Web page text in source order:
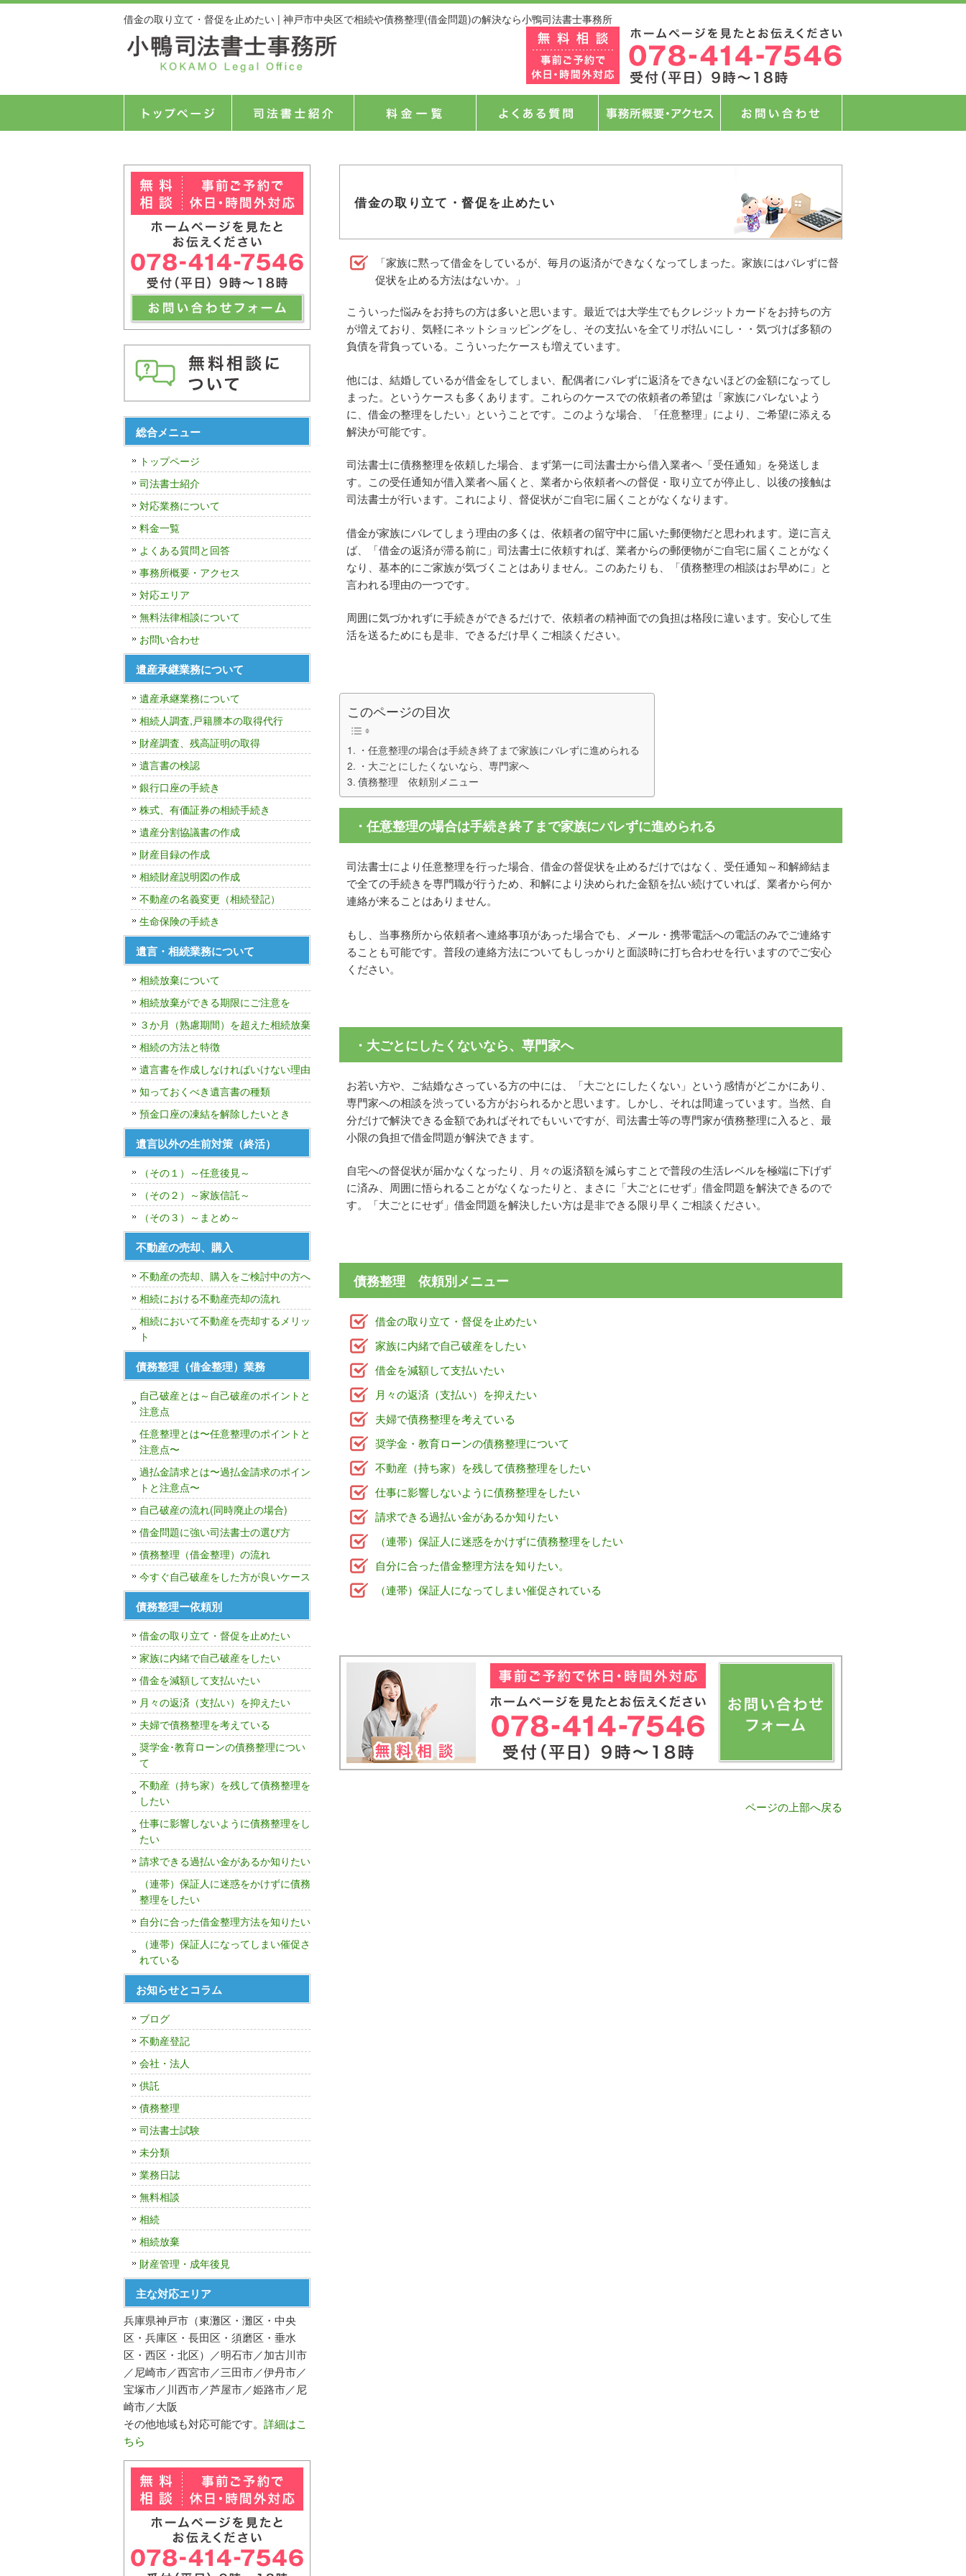
借金の取り立て・督促を止めたい | 神戸市中央区で相続や債務整理(借金問題)の解決なら小鴨司法書士事務所
借金の取り立て・督促を止めたい
「家族に黙って借金をしているが、毎月の返済ができなくなってしまった。家族にはバレずに督
促状を止める方法はないか。」
こういった悩みをお持ちの方は多いと思います。最近では大学生でもクレジットカードをお持ちの方
が増えており、気軽にネットショッピングをし、その支払いを全てリボ払いにし・・気づけば多額の
負債を背負っている。こういったケースも増えています。
他には、結婚しているが借金をしてしまい、配偶者にバレずに返済をできないほどの金額になってし
まった。というケースも多くあります。これらのケースでの依頼者の希望は「家族にバレないよう
に、借金の整理をしたい」ということです。このような場合、「任意整理」により、ご希望に添える
解決が可能です。
司法書士に債務整理を依頼した場合、まず第一に司法書士から借入業者へ「受任通知」を発送しま
す。この受任通知が借入業者へ届くと、業者から依頼者への督促・取り立てが停止し、以後の接触は
司法書士が行います。これにより、督促状がご自宅に届くことがなくなります。
借金が家族にバレてしまう理由の多くは、依頼者の留守中に届いた郵便物だと思われます。逆に言え
ば、「借金の返済が滞る前に」司法書士に依頼すれば、業者からの郵便物がご自宅に届くことがなく
なり、基本的にご家族が気づくことはありません。このあたりも、「債務整理の相談はお早めに」と
言われる理由の一つです。
周囲に気づかれずに手続きができるだけで、依頼者の精神面での負担は格段に違います。安心して生
活を送るためにも是非、できるだけ早くご相談ください。
このページの目次
・任意整理の場合は手続き終了まで家族にバレずに進められる
・大ごとにしたくないなら、専門家へ
債務整理 依頼別メニュー
・任意整理の場合は手続き終了まで家族にバレずに進められる
司法書士により任意整理を行った場合、借金の督促状を止めるだけではなく、受任通知～和解締結ま
で全ての手続きを専門職が行うため、和解により決められた金額を払い続けていれば、業者から何か
連絡が来ることはありません。
もし、当事務所から依頼者へ連絡事項があった場合でも、メール・携帯電話への電話のみでご連絡す
ることも可能です。普段の連絡方法についてもしっかりと面談時に打ち合わせを行いますのでご安心
ください。
・大ごとにしたくないなら、専門家へ
お若い方や、ご結婚なさっている方の中には、「大ごとにしたくない」という感情がどこかにあり、
専門家への相談を渋っている方がおられるかと思います。しかし、それは間違っています。当然、自
分だけで解決できる金額であればそれでもいいですが、司法書士等の専門家が債務整理に入ると、最
小限の負担で借金問題が解決できます。
自宅への督促状が届かなくなったり、月々の返済額を減らすことで普段の生活レベルを極端に下げず
に済み、周囲に悟られることがなくなったりと、まさに「大ごとにせず」借金問題を解決できるので
す。「大ごとにせず」借金問題を解決したい方は是非できる限り早くご相談ください。
債務整理 依頼別メニュー
借金の取り立て・督促を止めたい
家族に内緒で自己破産をしたい
借金を減額して支払いたい
月々の返済（支払い）を抑えたい
夫婦で債務整理を考えている
奨学金・教育ローンの債務整理について
不動産（持ち家）を残して債務整理をしたい
仕事に影響しないように債務整理をしたい
請求できる過払い金があるか知りたい
（連帯）保証人に迷惑をかけずに債務整理をしたい
自分に合った借金整理方法を知りたい。
（連帯）保証人になってしまい催促されている
ページの上部へ戻る
総合メニュー
トップページ
司法書士紹介
対応業務について
料金一覧
よくある質問と回答
事務所概要・アクセス
対応エリア
無料法律相談について
お問い合わせ
遺産承継業務について
遺産承継業務について
相続人調査,戸籍謄本の取得代行
財産調査、残高証明の取得
遺言書の検認
銀行口座の手続き
株式、有価証券の相続手続き
遺産分割協議書の作成
財産目録の作成
相続財産説明図の作成
不動産の名義変更（相続登記）
生命保険の手続き
遺言・相続業務について
相続放棄について
相続放棄ができる期限にご注意を
３か月（熟慮期間）を超えた相続放棄
相続の方法と特徴
遺言書を作成しなければいけない理由
知っておくべき遺言書の種類
預金口座の凍結を解除したいとき
遺言以外の生前対策（終活）
（その１）～任意後見～
（その２）～家族信託～
（その３）～まとめ～
不動産の売却、購入
不動産の売却、購入をご検討中の方へ
相続における不動産売却の流れ
相続において不動産を売却するメリッ
ト
債務整理（借金整理）業務
自己破産とは～自己破産のポイントと
注意点
任意整理とは〜任意整理のポイントと
注意点〜
過払金請求とは〜過払金請求のポイン
トと注意点〜
自己破産の流れ(同時廃止の場合)
借金問題に強い司法書士の選び方
債務整理（借金整理）の流れ
今すぐ自己破産をした方が良いケース
債務整理ー依頼別
借金の取り立て・督促を止めたい
家族に内緒で自己破産をしたい
借金を減額して支払いたい
月々の返済（支払い）を抑えたい
夫婦で債務整理を考えている
奨学金･教育ローンの債務整理につい
て
不動産（持ち家）を残して債務整理を
したい
仕事に影響しないように債務整理をし
たい
請求できる過払い金があるか知りたい
（連帯）保証人に迷惑をかけずに債務
整理をしたい
自分に合った借金整理方法を知りたい
（連帯）保証人になってしまい催促さ
れている
お知らせとコラム
ブログ
不動産登記
会社・法人
供託
債務整理
司法書士試験
未分類
業務日誌
無料相談
相続
相続放棄
財産管理・成年後見
主な対応エリア
兵庫県神戸市（東灘区・灘区・中央
区・兵庫区・長田区・須磨区・垂水
区・西区・北区）／明石市／加古川市
／尼崎市／西宮市／三田市／伊丹市／
宝塚市／川西市／芦屋市／姫路市／尼
崎市／大阪
その他地域も対応可能です。 詳細はこ
ちら